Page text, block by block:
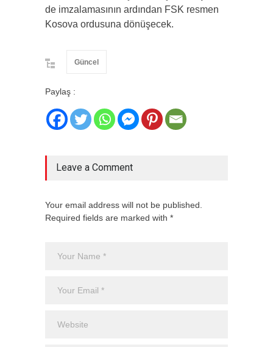
de imzalamasının ardından FSK resmen
Kosova ordusuna dönüşecek.
Güncel
Paylaş :
Leave a Comment
Your email address will not be published.
Required fields are marked with *